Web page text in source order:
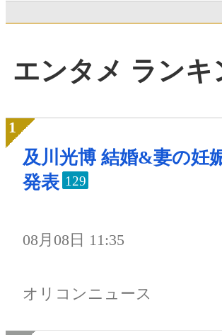
エンタメ ランキ
及川光博 結婚&妻の妊
発表 129
08月08日 11:35
オリコンニュース